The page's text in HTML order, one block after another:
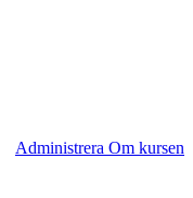
Administrera Om kursen